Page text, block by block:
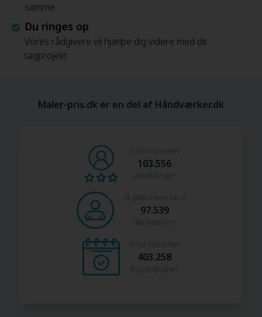
samme
Du ringes op
Vores rådgivere vil hjælpe dig videre med dit
tagprojekt
Maler-pris.dk er en del af Håndværker.dk
Vi har indsamlet
103.556
anbefalinger
På platformen har vi
97.539
håndværkere
Vi har indsamlet
403.258
Byggeopgaver